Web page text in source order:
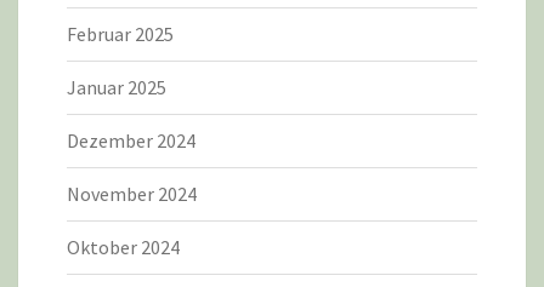
Februar 2025
Januar 2025
Dezember 2024
November 2024
Oktober 2024